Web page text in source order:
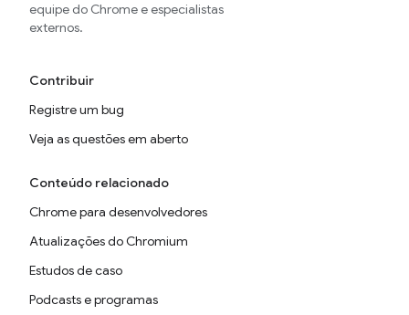
equipe do Chrome e especialistas
externos.
Contribuir
Registre um bug
Veja as questões em aberto
Conteúdo relacionado
Chrome para desenvolvedores
Atualizações do Chromium
Estudos de caso
Podcasts e programas